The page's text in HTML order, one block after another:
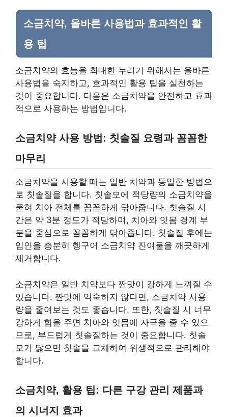
소금치약, 올바른 사용법과 효과적인 활
용 팁
소금치약의 효능을 최대한 누리기 위해서는 올바른
사용법을 숙지하고, 효과적인 활용 팁을 실천하는
것이 중요합니다. 다음은 소금치약을 안전하고 효과
적으로 사용하는 방법입니다.
소금치약 사용 방법: 칫솔질 요령과 꼼꼼한
마무리
소금치약을 사용할 때는 일반 치약과 동일한 방법으
로 칫솔질을 합니다. 칫솔모에 적당량의 소금치약을
묻혀 치아 전체를 꼼꼼하게 닦아줍니다. 칫솔질 시
간은 약 3분 정도가 적당하며, 치아와 잇몸 경계 부
분을 중심으로 꼼꼼하게 닦아줍니다. 칫솔질 후에는
입안을 충분히 헹구어 소금치약 잔여물을 깨끗하게
제거합니다.
소금치약은 일반 치약보다 짠맛이 강하게 느껴질 수
있습니다. 짠맛에 익숙하지 않다면, 소금치약 사용
량을 줄여보는 것도 좋습니다. 또한, 칫솔질 시 너무
강하게 힘을 주면 치아와 잇몸에 자극을 줄 수 있으
므로, 부드럽게 칫솔질하는 것이 중요합니다. 칫솔
모가 닳으면 칫솔을 교체하여 위생적으로 관리해야
합니다.
소금치약, 활용 팁: 다른 구강 관리 제품과
의 시너지 효과